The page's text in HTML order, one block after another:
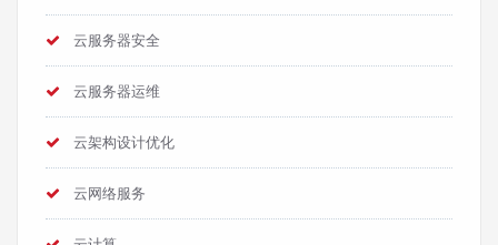
云服务器安全
云服务器运维
云架构设计优化
云网络服务